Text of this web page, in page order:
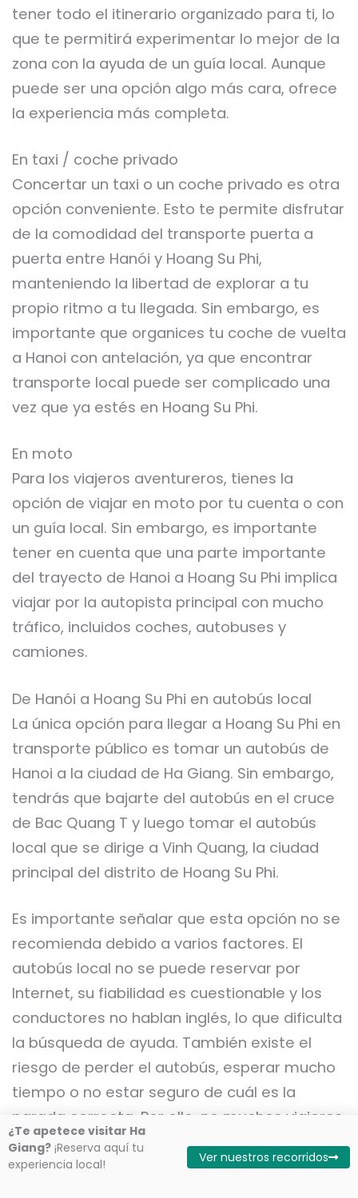
tener todo el itinerario organizado para ti, lo
que te permitirá experimentar lo mejor de la
zona con la ayuda de un guía local. Aunque
puede ser una opción algo más cara, ofrece
la experiencia más completa.
En taxi / coche privado
Concertar un taxi o un coche privado es otra
opción conveniente. Esto te permite disfrutar
de la comodidad del transporte puerta a
puerta entre Hanói y Hoang Su Phi,
manteniendo la libertad de explorar a tu
propio ritmo a tu llegada. Sin embargo, es
importante que organices tu coche de vuelta
a Hanoi con antelación, ya que encontrar
transporte local puede ser complicado una
vez que ya estés en Hoang Su Phi.
En moto
Para los viajeros aventureros, tienes la
opción de viajar en moto por tu cuenta o con
un guía local. Sin embargo, es importante
tener en cuenta que una parte importante
del trayecto de Hanoi a Hoang Su Phi implica
viajar por la autopista principal con mucho
tráfico, incluidos coches, autobuses y
camiones.
De Hanói a Hoang Su Phi en autobús local
La única opción para llegar a Hoang Su Phi en
transporte público es tomar un autobús de
Hanoi a la ciudad de Ha Giang. Sin embargo,
tendrás que bajarte del autobús en el cruce
de Bac Quang T y luego tomar el autobús
local que se dirige a Vinh Quang, la ciudad
principal del distrito de Hoang Su Phi.
Es importante señalar que esta opción no se
recomienda debido a varios factores. El
autobús local no se puede reservar por
Internet, su fiabilidad es cuestionable y los
conductores no hablan inglés, lo que dificulta
la búsqueda de ayuda. También existe el
riesgo de perder el autobús, esperar mucho
tiempo o no estar seguro de cuál es la
parada correcta. Por ello, no muchos viajeros
extranjeros eligen esta opción, aunque es la
más barata disponible.
¿Te apetece visitar Ha
Giang? ¡Reserva aquí tu
experiencia local!
Ver nuestros recorridos